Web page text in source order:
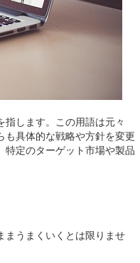
します。この用語は元々
も具体的な戦略や方針を変更
定のターゲット市場や製品
まうまくいくとは限りませ